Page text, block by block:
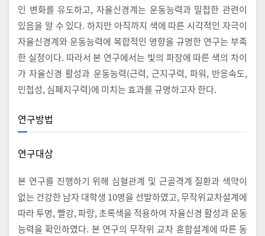
인 변화를 유도하고, 자율신경계는 운동능력과 밀접한 관련이
있음을 알 수 있다. 하지만 아직까지 색에 따른 시각적인 자극이
자율신경계와 운동능력에 복합적인 영향을 규명한 연구는 부족
한 실정이다. 따라서 본 연구에서는 빛의 파장에 따른 색의 차이
가 자율신경 활성과 운동능력(근력, 근지구력, 파워, 반응속도,
민첩성, 심폐지구력)에 미치는 효과를 규명하고자 한다.
연구방법
연구대상
본 연구를 진행하기 위해 심혈관계 및 근골격계 질환과 색약이
없는 건강한 남자 대학생 10명을 선발하였고, 무작위교차설계에
따라 투명, 빨강, 파랑, 초록색을 적용하여 자율신경 활성과 운동
능력을 확인하였다. 본 연구의 무작위 교차 혼합설계에 따른 동